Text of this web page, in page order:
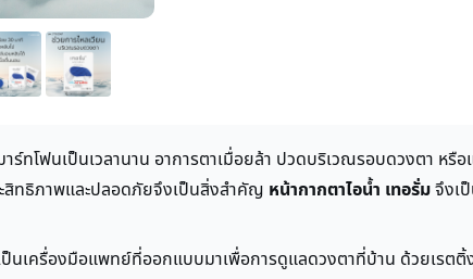
ร์ทโฟนเป็นเวลานาน อาการตาเมื่อยล้า ปวดบริเวณรอบดวงตา
สิทธิภาพและปลอดภัยจึงเป็นสิ่งสำคัญ หน้ากากตาไอน้ำ เทอรั่มจึงเ
นเครื่องมือแพทย์ที่ออกแบบมาเพื่อการดูแลดวงตาที่บ้าน ด้วยเรต